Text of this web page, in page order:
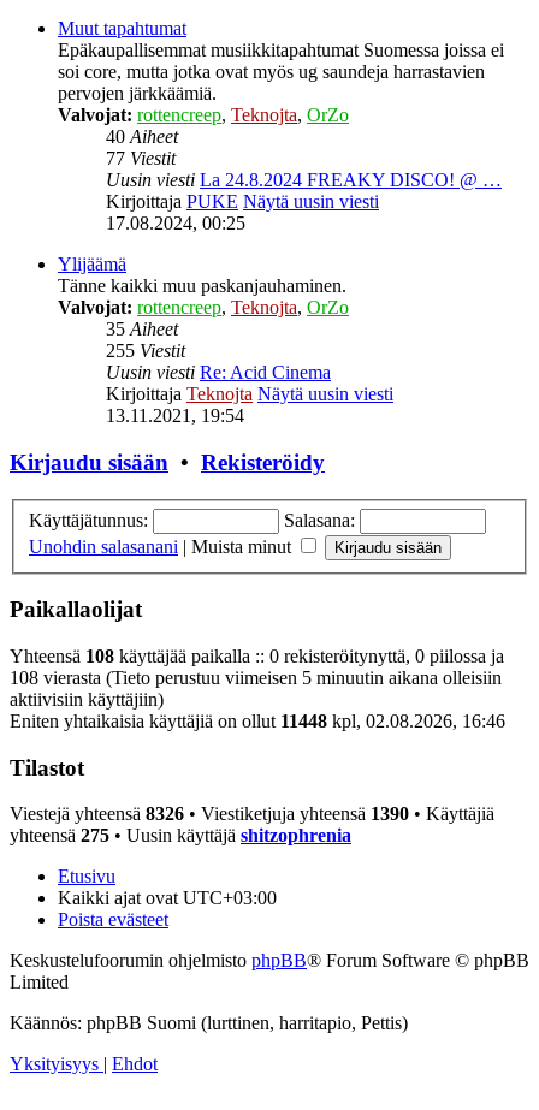
Muut tapahtumat
Epäkaupallisemmat musiikkitapahtumat Suomessa joissa ei
soi core, mutta jotka ovat myös ug saundeja harrastavien
pervojen järkkäämiä.
Valvojat: rottencreep, Teknojta, OrZo
40Aiheet
77 Viestit
Uusin viesti La 24.8.2024 FREAKY DISCO! @ …
Kirjoittaja PUKE Näytä uusin viesti
17.08.2024, 00:25
Ylijäämä
Tänne kaikki muu paskanjauhaminen.
Valvojat: rottencreep, Teknojta, OrZo
35Aiheet
255 Viestit
Uusin viesti Re: Acid Cinema
Kirjoittaja Teknojta Näytä uusin viesti
13.11.2021, 19:54
Kirjaudu sisään • Rekisteröidy
Käyttäjätunnus:
Salasana:
Unohdin salasanani | Muista minut
Paikallaolijat
Yhteensä 108 käyttäjää paikalla :: 0 rekisteröitynyttä, 0 piilossa ja
108 vierasta (Tieto perustuu viimeisen 5 minuutin aikana olleisiin
aktiivisiin käyttäjiin)
Eniten yhtaikaisia käyttäjiä on ollut 11448 kpl, 02.08.2026, 16:46
Tilastot
Viestejä yhteensä 8326 • Viestiketjuja yhteensä 1390 • Käyttäjiä
yhteensä 275 • Uusin käyttäjä shitzophrenia
Etusivu
Kaikki ajat ovat UTC+03:00
Poista evästeet
Keskustelufoorumin ohjelmisto phpBB® Forum Software © phpBB
Limited
Käännös: phpBB Suomi (lurttinen, harritapio, Pettis)
Yksityisyys | Ehdot